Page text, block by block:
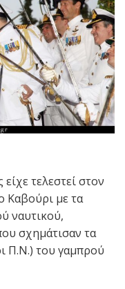
τελεστεί στον
Καβούρι με τα
ναυτικού,
σχημάτισαν τα
Π.Ν.) του γαμπρού